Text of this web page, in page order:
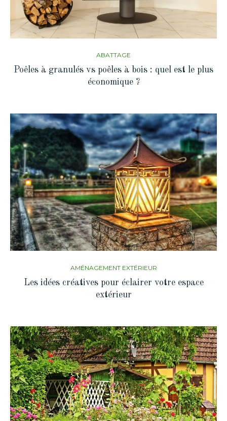
ABATTAGE
Poêles à granulés vs poêles à bois : quel est le plus
économique ?
AMÉNAGEMENT EXTÉRIEUR
Les idées créatives pour éclairer votre espace
extérieur